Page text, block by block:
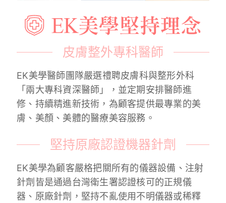
皮膚整外專科醫師
EK美學醫師團隊嚴選禮聘皮膚科與整形外科
「兩大專科資深醫師」，並定期安排醫師進
修、持續精進新技術，為顧客提供最專業的美
膚、美顏、美體的醫療美容服務。
堅持原廠認證機器針劑
EK美學為顧客嚴格把關所有的儀器設備、注射
針劑皆是通過台灣衛生署認證核可的正規儀
器、原廠針劑，堅持不亂使用不明儀器或稀釋